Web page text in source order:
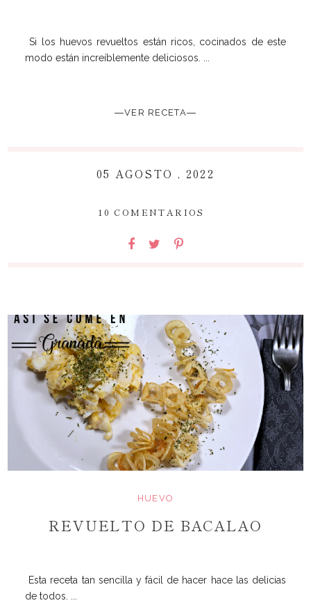
Si los huevos revueltos están ricos, cocinados de este
modo están increíblemente deliciosos. ...
―VER RECETA―
05 AGOSTO , 2022
10 COMENTARIOS
HUEVO
REVUELTO DE BACALAO
Esta receta tan sencilla y fácil de hacer hace las delicias
de todos. ...